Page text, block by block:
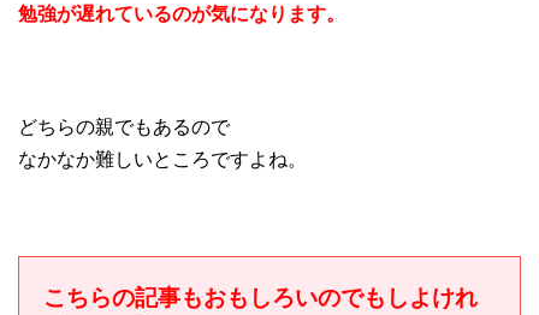
勉強が遅れているのが気になります。
どちらの親でもあるので
なかなか難しいところですよね。
こちらの記事もおもしろいのでもしよけれ